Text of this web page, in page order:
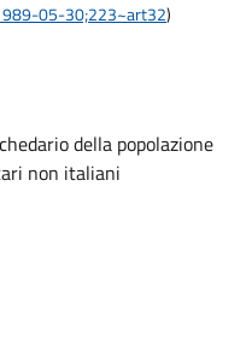
05-30;223~art32)
della popolazione
non italiani